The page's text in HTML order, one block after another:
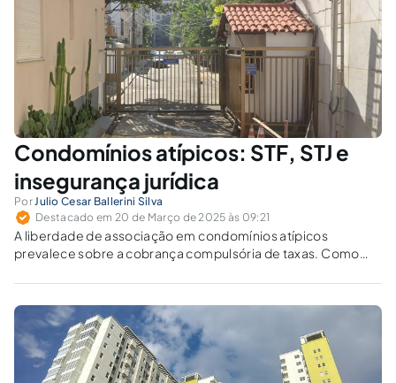
Condomínios atípicos: STF, STJ e
insegurança jurídica
Por Julio Cesar Ballerini Silva
Destacado em 20 de Março de 2025 às 09:21
A liberdade de associação em condomínios atípicos
prevalece sobre a cobrança compulsória de taxas. Como
associações em questionar decisões consolidadas?